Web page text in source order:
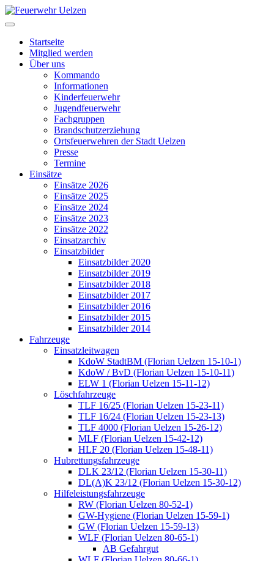
Startseite
Mitglied werden
Über uns
Kommando
Informationen
Kinderfeuerwehr
Jugendfeuerwehr
Fachgruppen
Brandschutzerziehung
Ortsfeuerwehren der Stadt Uelzen
Presse
Termine
Einsätze
Einsätze 2026
Einsätze 2025
Einsätze 2024
Einsätze 2023
Einsätze 2022
Einsatzarchiv
Einsatzbilder
Einsatzbilder 2020
Einsatzbilder 2019
Einsatzbilder 2018
Einsatzbilder 2017
Einsatzbilder 2016
Einsatzbilder 2015
Einsatzbilder 2014
Fahrzeuge
Einsatzleitwagen
KdoW StadtBM (Florian Uelzen 15-10-1)
KdoW / BvD (Florian Uelzen 15-10-11)
ELW 1 (Florian Uelzen 15-11-12)
Löschfahrzeuge
TLF 16/25 (Florian Uelzen 15-23-11)
TLF 16/24 (Florian Uelzen 15-23-13)
TLF 4000 (Florian Uelzen 15-26-12)
MLF (Florian Uelzen 15-42-12)
HLF 20 (Florian Uelzen 15-48-11)
Hubrettungsfahrzeuge
DLK 23/12 (Florian Uelzen 15-30-11)
DL(A)K 23/12 (Florian Uelzen 15-30-12)
Hilfeleistungsfahrzeuge
RW (Florian Uelzen 80-52-1)
GW-Hygiene (Florian Uelzen 15-59-1)
GW (Florian Uelzen 15-59-13)
WLF (Florian Uelzen 80-65-1)
AB Gefahrgut